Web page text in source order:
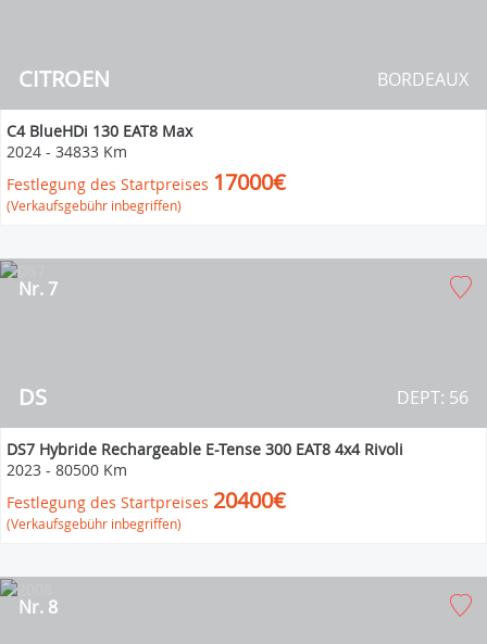
CITROEN BORDEAUX
C4 BlueHDi 130 EAT8 Max
2024 - 34833 Km
Festlegung des Startpreises 17000€
(Verkaufsgebühr inbegriffen)
DS
Nr. 7
DEPT: 56
DS7 Hybride Rechargeable E-Tense 300 EAT8 4x4 Rivoli
2023 - 80500 Km
Festlegung des Startpreises 20400€
(Verkaufsgebühr inbegriffen)
Nr. 8